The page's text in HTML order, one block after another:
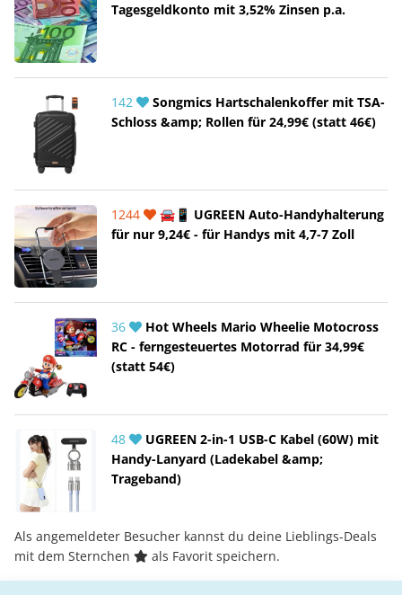
Tagesgeldkonto mit 3,52% Zinsen p.a.
142
Songmics Hartschalenkoffer mit TSA-
Schloss &amp; Rollen für 24,99€ (statt 46€)
1244
🚘📱 UGREEN Auto-Handyhalterung
für nur 9,24€ - für Handys mit 4,7-7 Zoll
36
Hot Wheels Mario Wheelie Motocross
RC - ferngesteuertes Motorrad für 34,99€
(statt 54€)
48
UGREEN 2-in-1 USB-C Kabel (60W) mit
Handy-Lanyard (Ladekabel &amp;
Trageband)
Als angemeldeter Besucher kannst du deine Lieblings-Deals
mit dem Sternchen
als Favorit speichern.